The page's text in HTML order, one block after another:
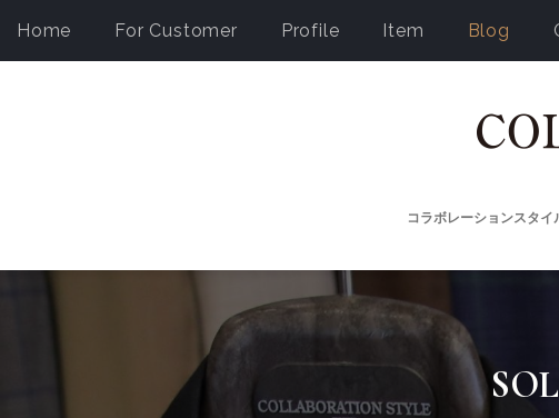
Home For Customer Profile Item Blog
コラボレーションスタ